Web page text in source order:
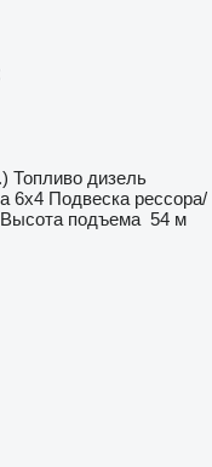
Топливо дизель
6x4 Подвеска рессора/
Высота подъема 54 м